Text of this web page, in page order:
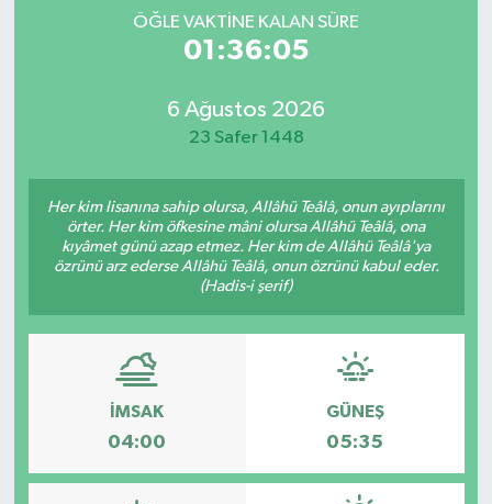
ÖĞLE VAKTINE KALAN SÜRE
01:36:05
6 Ağustos 2026
23 Safer 1448
Her kim lisanına sahip olursa, Allâhü Teâlâ, onun ayıplarını
örter. Her kim öfkesine mâni olursa Allâhü Teâlâ, ona
kıyâmet günü azap etmez. Her kim de Allâhü Teâlâ'ya
özrünü arz ederse Allâhü Teâlâ, onun özrünü kabul eder.
(Hadis-i şerif)
İMSAK
04:00
GÜNEŞ
05:35